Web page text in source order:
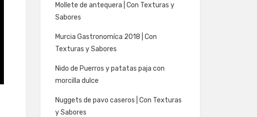
Mollete de antequera | Con Texturas y
Sabores
Murcia Gastronomíca 2018 | Con
Texturas y Sabores
Nido de Puerros y patatas paja con
morcilla dulce
Nuggets de pavo caseros | Con Texturas
y Sabores